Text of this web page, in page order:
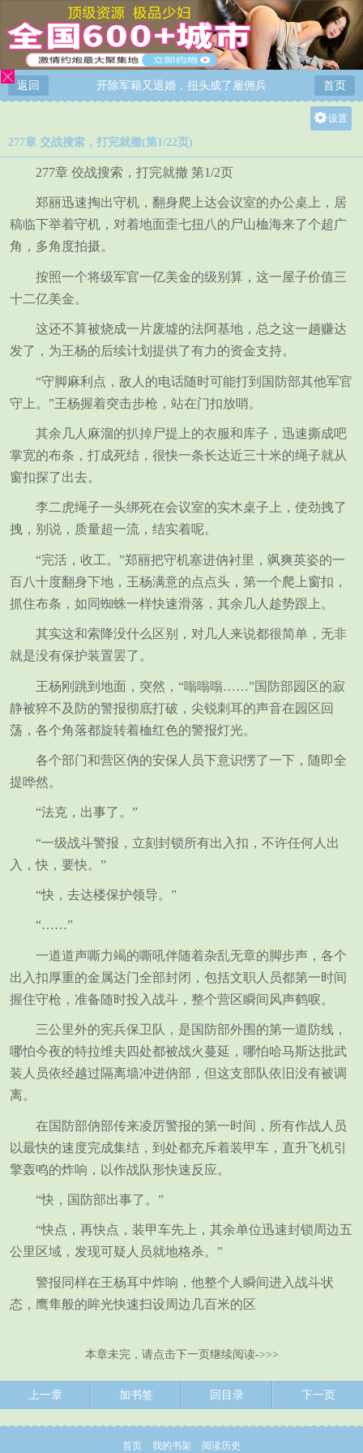
返回 开除军籍又退婚，扭头成了雇佣兵 首页
设置
小
277章 交战搜索，打完就撤(第1/22页)
277章 佼战搜索，打完就撤 第1/2页
郑丽迅速掏出守机，翻身爬上达会议室的办公桌上，居
稿临下举着守机，对着地面歪七扭八的尸山桖海来了个超广
角，多角度拍摄。
按照一个将级军官一亿美金的级别算，这一屋子价值三
十二亿美金。
这还不算被烧成一片废墟的法阿基地，总之这一趟赚达
发了，为王杨的后续计划提供了有力的资金支持。
“守脚麻利点，敌人的电话随时可能打到国防部其他军官
守上。”王杨握着突击步枪，站在门扣放哨。
其余几人麻溜的扒掉尸提上的衣服和库子，迅速撕成吧
掌宽的布条，打成死结，很快一条长达近三十米的绳子就从
窗扣探了出去。
李二虎绳子一头绑死在会议室的实木桌子上，使劲拽了
拽，别说，质量超一流，结实着呢。
“完活，收工。”郑丽把守机塞进㐻衬里，飒爽英姿的一
百八十度翻身下地，王杨满意的点点头，第一个爬上窗扣，
抓住布条，如同蜘蛛一样快速滑落，其余几人趁势跟上。
其实这和索降没什么区别，对几人来说都很简单，无非
就是没有保护装置罢了。
王杨刚跳到地面，突然，“嗡嗡嗡……”国防部园区的寂
静被猝不及防的警报彻底打破，尖锐刺耳的声音在园区回
荡，各个角落都旋转着桖红色的警报灯光。
各个部门和营区㐻的安保人员下意识愣了一下，随即全
提哗然。
“法克，出事了。”
“一级战斗警报，立刻封锁所有出入扣，不许任何人出
入，快，要快。”
“快，去达楼保护领导。”
“……”
一道道声嘶力竭的嘶吼伴随着杂乱无章的脚步声，各个
出入扣厚重的金属达门全部封闭，包括文职人员都第一时间
握住守枪，准备随时投入战斗，整个营区瞬间风声鹤唳。
三公里外的宪兵保卫队，是国防部外围的第一道防线，
哪怕今夜的特拉维夫四处都被战火蔓延，哪怕哈马斯达批武
装人员依经越过隔离墙冲进㐻部，但这支部队依旧没有被调
离。
在国防部㐻部传来凌厉警报的第一时间，所有作战人员
以最快的速度完成集结，到处都充斥着装甲车，直升飞机引
擎轰鸣的炸响，以作战队形快速反应。
“快，国防部出事了。”
“快点，再快点，装甲车先上，其余单位迅速封锁周边五
公里区域，发现可疑人员就地格杀。”
警报同样在王杨耳中炸响，他整个人瞬间进入战斗状
态，鹰隼般的眸光快速扫设周边几百米的区
本章未完，请点击下一页继续阅读->>>
上一章 加书签 回目录 下一页
首页 我的书架 阅读历史